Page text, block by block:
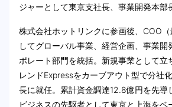
ジャーとして東京支社長、事業開発本部
株式会社ホットリンクに参画後、COO
してグローバル事業、経営企画、事業開
ポレート部門を統括。新規事業として立
レンドExpressをカーブアウト型で分社
長に就任。累計資金調達12.8億円を先導
ビジネスの先駆者として東京と上海をベ